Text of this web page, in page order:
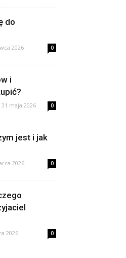
do
2026 0
i
31 maja 2026 0
jest i jak
2026 0
2026 0